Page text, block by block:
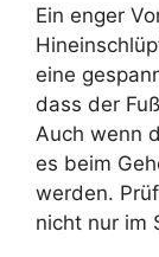
Ein enger
eine
dass der
Auch wenn
es beim
werden.
nicht nur im